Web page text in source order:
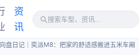
资
讯
盘日记｜奕派M8：把家的舒适感搬进五米车厢